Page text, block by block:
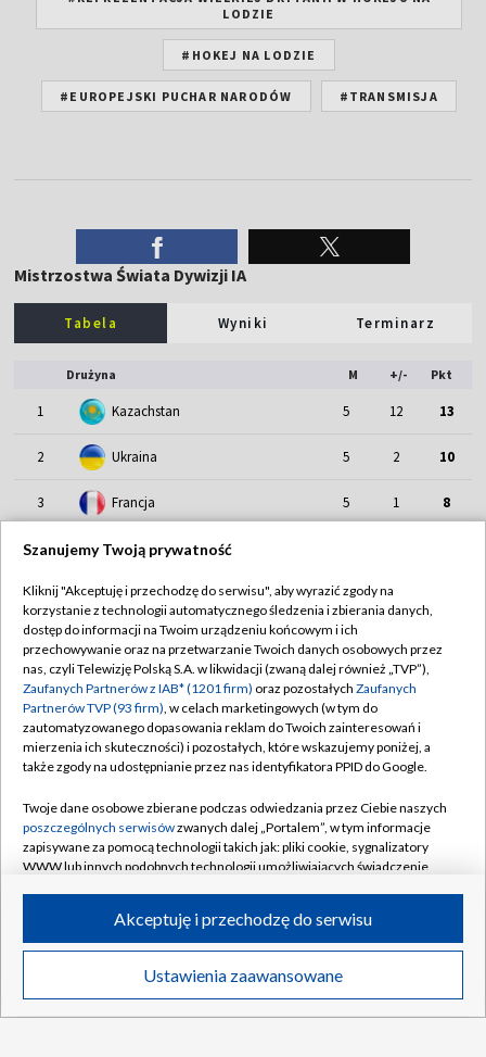
Transmisje Wideo
LODZIE
#HOKEJ NA LODZIE
#EUROPEJSKI PUCHAR NARODÓW #TRANSMISJA
Mistrzostwa Świata Dywizji IA
Tabela Wyniki Terminarz
Drużyna M +/- Pkt
1 Kazachstan 5 12 13
2 Ukraina 5 2 10
3 Francja 5 1 8
4 Polska
5 Litwa 5 -5
6 Japonia 5
TVP
Abonament TVP
Sklep TVP
Oferta Handlowa
Telegazeta ogłoszenia
Regulamin TVP
Polityka prywatności
Biuro reklamy
Kontakt
Szanujemy Twoją prywatność
Kliknij "Akceptuję i przechodzę do serwisu", aby wyrazić zgody na
korzystanie z technologii automatycznego śledzenia i zbierania danych,
dostęp do informacji na Twoim urządzeniu końcowym i ich
przechowywanie oraz na przetwarzanie Twoich danych osobowych przez
nas, czyli Telewizję Polską S.A. w likwidacji (zwaną dalej również „TVP”),
Zaufanych Partnerów z IAB* (1201 firm) oraz pozostałych Zaufanych
Partnerów TVP (93 firm), w celach marketingowych (w tym do
zautomatyzowanego dopasowania reklam do Twoich zainteresowań i
mierzenia ich skuteczności) i pozostałych, które wskazujemy poniżej, a
także zgody na udostępnianie przez nas identyfikatora PPID do Google.
Twoje dane osobowe zbierane podczas odwiedzania przez Ciebie naszych
poszczególnych serwisówzwanych dalej „Portalem”, w tym informacje
zapisywane za pomocą technologii takich jak: pliki cookie, sygnalizatory
WWW lub innych podobnych technologii umożliwiających świadczenie
ruchu w Internecie.
Twoje dane osobowe zbierane podczas odwiedzania przez Ciebie
poszczególnych serwisówna Portalu, takie jak adresy IP, identyfikatory
Ustawienia zaawansowane
Akceptuję i przechodzę do serwisu